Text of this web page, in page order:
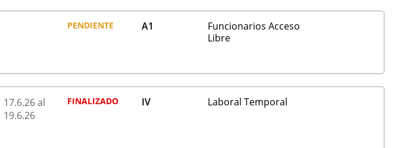
PENDIENTE A1
Funcionarios Acceso
Libre
17.6.26al
19.6.26
FINALIZADO IV Laboral Temporal